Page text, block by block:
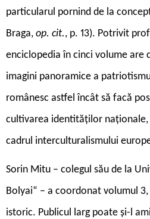
particularul pornind de la
Braga, op. cit., p. 13). Potrivit
enciclopedia în cinci volume are
imagini panoramice a
românesc astfel încât să facă
cultivarea identităților naționale,
cadrul interculturalismului
Sorin Mitu – colegul său de la
Bolyai“ – a coordonat volumul
istoric. Publicul larg poate și-l